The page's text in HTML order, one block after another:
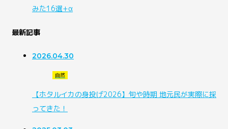
みた16選+α
最新記事
2026.04.30
自然
【ホタルイカの身投げ2026】旬や時期 地元民が実際に採
ってきた！